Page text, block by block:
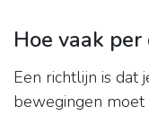
Hoe vaak
Een richtlijn is dat
bewegingen moet